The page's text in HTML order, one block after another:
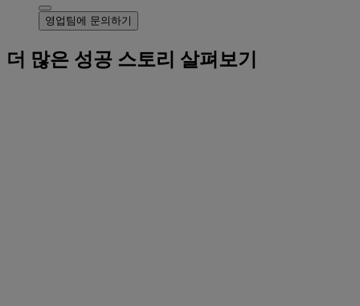
영업팀에 문의하기
더 많은 성공 스토리 살펴보기